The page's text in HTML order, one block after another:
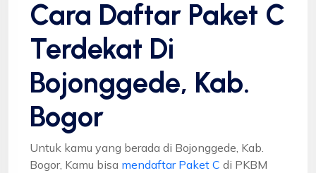
Cara Daftar Paket C
Terdekat Di
Bojonggede, Kab.
Bogor
Untuk kamu yang berada di Bojonggede, Kab.
Bogor, Kamu bisa mendaftar Paket C di PKBM